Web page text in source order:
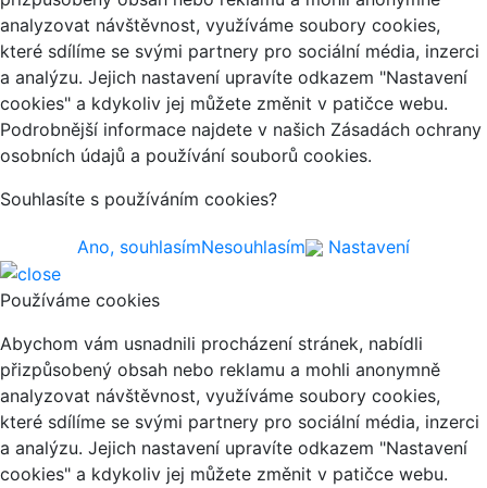
analyzovat návštěvnost, využíváme soubory cookies,
které sdílíme se svými partnery pro sociální média, inzerci
a analýzu. Jejich nastavení upravíte odkazem "Nastavení
cookies" a kdykoliv jej můžete změnit v patičce webu.
Podrobnější informace najdete v našich Zásadách ochrany
osobních údajů a používání souborů cookies.
Souhlasíte s používáním cookies?
Ano, souhlasímNesouhlasím Nastavení
Používáme cookies
Abychom vám usnadnili procházení stránek, nabídli
přizpůsobený obsah nebo reklamu a mohli anonymně
analyzovat návštěvnost, využíváme soubory cookies,
které sdílíme se svými partnery pro sociální média, inzerci
a analýzu. Jejich nastavení upravíte odkazem "Nastavení
cookies" a kdykoliv jej můžete změnit v patičce webu.